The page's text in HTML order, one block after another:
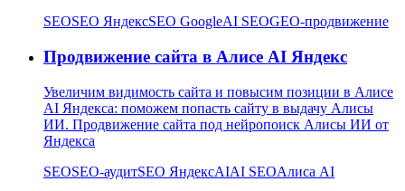
SEOSEO ЯндексSEO GoogleAI SEOGEO-продвижение
Продвижение сайта в Алисе AI Яндекс
Увеличим видимость сайта и повысим позиции в Алисе
AI Яндекса: поможем попасть сайту в выдачу Алисы
ИИ. Продвижение сайта под нейропоиск Алисы ИИ от
Яндекса
SEOSEO-аудитSEO ЯндексAIAI SEOАлиса AI